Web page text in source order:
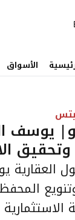
الأسواق
يوسف
وتحقيق
الاستثمارية